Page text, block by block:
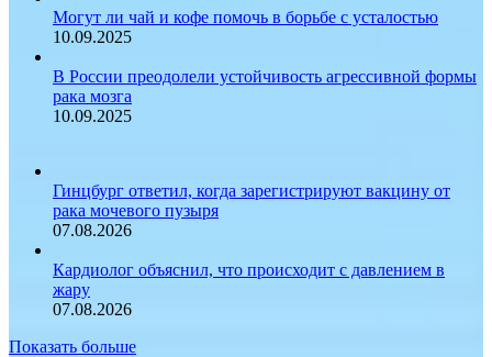
Могут ли чай и кофе помочь в борьбе с усталостью
10.09.2025
В России преодолели устойчивость агрессивной формы
рака мозга
10.09.2025
Гинцбург ответил, когда зарегистрируют вакцину от
рака мочевого пузыря
07.08.2026
Кардиолог объяснил, что происходит с давлением в
жару
07.08.2026
Показать больше